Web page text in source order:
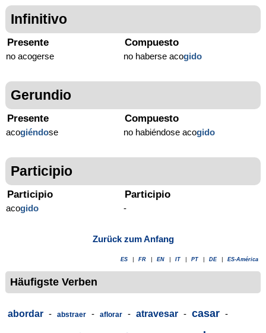
Infinitivo
Presente
no acogerse
Compuesto
no haberse acogido
Gerundio
Presente
acogiéndose
Compuesto
no habiéndose acogido
Participio
Participio
acogido
Participio
-
Zurück zum Anfang
ES FR EN IT PT DE ES-América
Häufigste Verben
abordar - abstraer - aflorar - atravesar - casar -